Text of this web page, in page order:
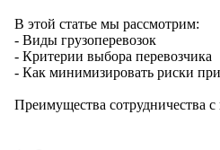
В этой статье мы рассмотрим:
- Виды грузоперевозок
- Критерии выбора перевозчика
- Как минимизировать риски
Преимущества сотрудничества